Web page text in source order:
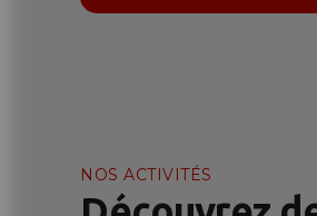
NOS ACTIVITÉS